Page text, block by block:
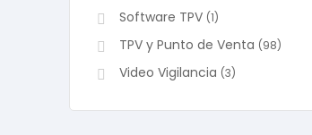
Software TPV (1)
TPV y Punto de Venta (98)
Video Vigilancia (3)